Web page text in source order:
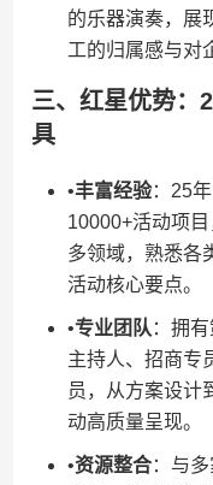
的乐器演奏，展
工的归属感与对
三、红星优势：
具
•​​丰富经验​：25
10000+活动项
多领域，熟悉各
活动核心要点。
•​​专业团队​ ：拥
主持人、招商专
员，从方案设计
动高质量呈现。
•​​资源整合​：与